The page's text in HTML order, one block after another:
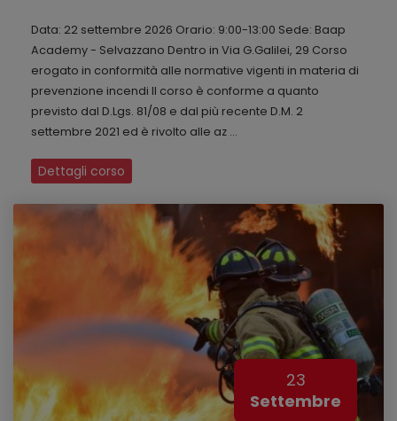
Data: 22 settembre 2026 Orario: 9:00-13:00 Sede: Baap
Academy - Selvazzano Dentro in Via G.Galilei, 29 Corso
erogato in conformità alle normative vigenti in materia di
prevenzione incendi Il corso è conforme a quanto
previsto dal D.Lgs. 81/08 e dal più recente D.M. 2
settembre 2021 ed è rivolto alle az ...
Dettagli corso
23
Settembre